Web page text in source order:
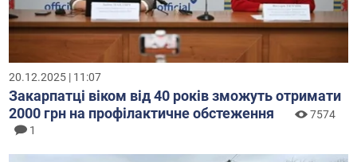
20.12.2025 | 11:07
Закарпатці віком від 40 років зможуть отримати
2000 грн на профілактичне обстеження
7574
1